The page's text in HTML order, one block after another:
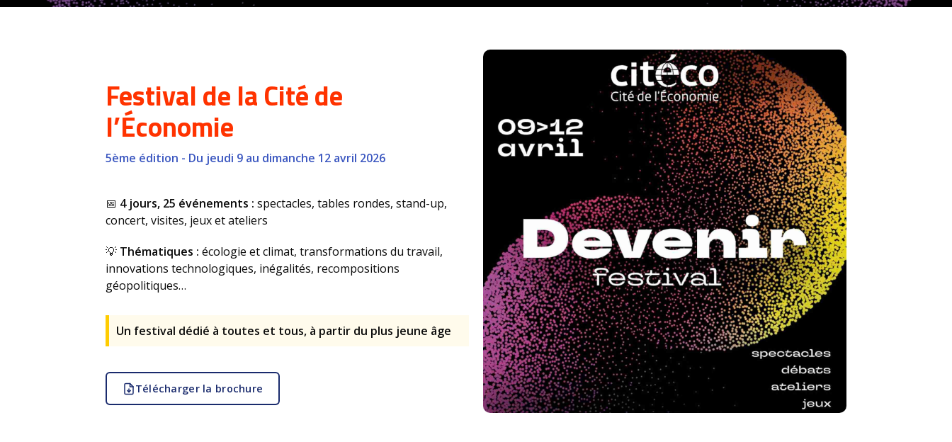
Festival de la Cité de
l’Économie
5ème édition - Du jeudi 9 au dimanche 12 avril 2026
📅 4 jours, 25 événements : spectacles, tables rondes, stand-up,
concert, visites, jeux et ateliers
💡 Thématiques : écologie et climat, transformations du travail,
innovations technologiques, inégalités, recompositions
géopolitiques…
Un festival dédié à toutes et tous, à partir du plus jeune âge
Télécharger la brochure